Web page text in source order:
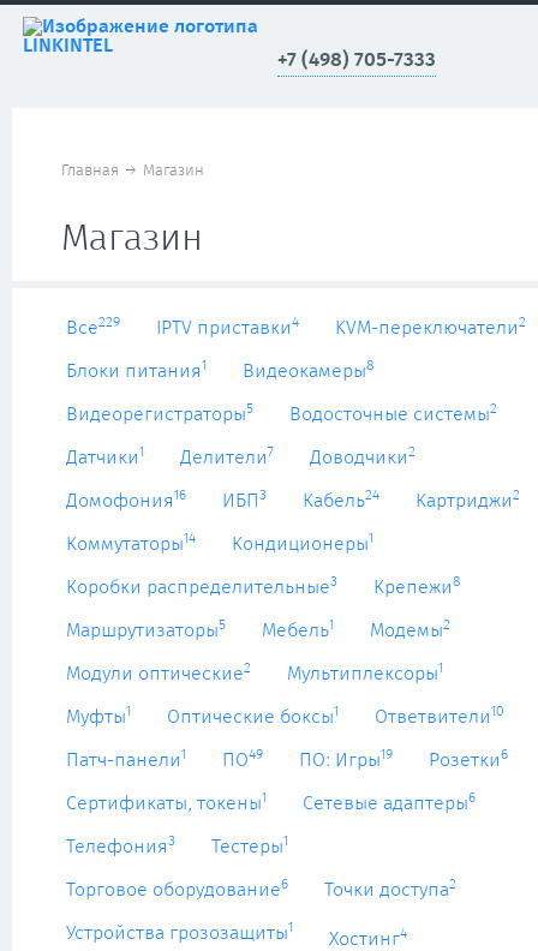
+7 (498) 705-7333
Главная → Магазин
Магазин
Все229 IPTV приставки4 KVM-переключатели2
Блоки питания1 Видеокамеры8
Видеорегистраторы5 Водосточные системы2
Датчики1 Делители7 Доводчики2
Домофония16 ИБП 3 Кабель24 Картриджи2
Коммутаторы14 Кондиционеры1
Коробки распределительные3 Крепежи8
Маршрутизаторы5 Мебель1 Модемы2
Модули оптические2 Мультиплексоры1
Муфты1 Оптические боксы1 Ответвители10
Патч-панели1 ПО49 ПО: Игры19 Розетки6
Сертификаты, токены1 Сетевые адаптеры6
Телефония3 Тестеры1
Торговое оборудование6 Точки доступа2
Устройства грозозащиты1
Хостинг4